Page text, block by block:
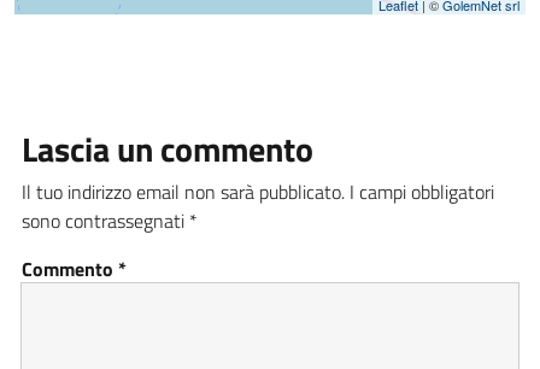
Leaflet | ©GolemNet srl
Lascia un commento
Il tuo indirizzo email non sarà pubblicato. I campi obbligatori
sono contrassegnati *
Commento *